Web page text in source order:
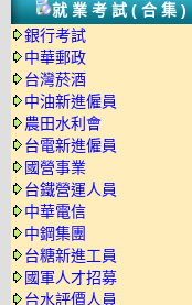
就業考試(合集)
銀行考試
中華郵政
台灣菸酒
中油新進僱員
農田水利會
台電新進僱員
國營事業
台鐵營運人員
中華電信
中鋼集團
台糖新進工員
國軍人才招募
台水評價人員